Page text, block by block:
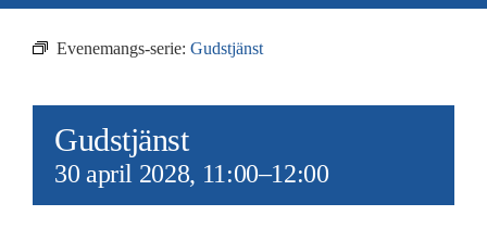
Om oss
Musik & kultur
Barn & unga
Evenemangs-serie: Gudstjänst
Gudstjänst
30 april 2028, 11:00–12:00